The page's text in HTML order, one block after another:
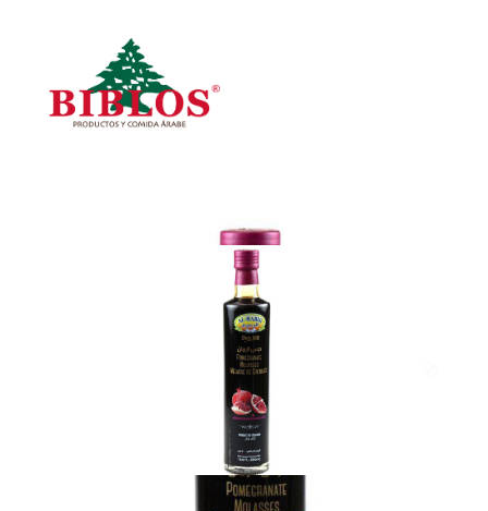
Inicio
Todos los Productos
Productos por Categoría
Search